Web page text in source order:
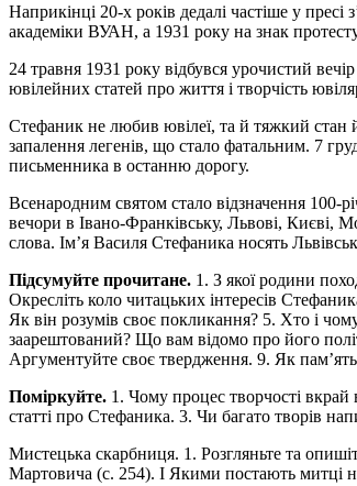
Наприкінці 20-х років дедалі частіше у
академіки ВУАН, а 1931 року на знак
24 травня 1931 року відбувся урочистий
ювілейних статей про життя і творчість
Стефаник не любив ювілеї, та й тяжкий стан
запалення легенів, що стало фатальним. 7
письменника в останню дорогу.
Всенародним святом стало відзначення 100-
вечори в Івано-Франківську, Львові, Києві,
слова. Ім’я Василя Стефаника носять
Підсумуйте прочитане. 1. З якої родини
Окресліть коло читацьких інтересів
Як він розумів своє покликання? 5. Хто і
заарештований? Що вам відомо про його
Аргументуйте своє твердження. 9. Як
Поміркуйте. 1. Чому процес творчості
статті про Стефаника. 3. Чи багато творів
Мистецька скарбниця. 1. Розгляньте та
Мартовича (с. 254). І Якими постають митці